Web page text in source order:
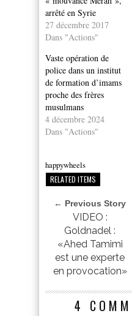
arrêté en Syrie
27 décembre 2017
Dans "Actions"
Vaste opération de
police dans un institut
de formation d’imams
proche des frères
musulmans
4 décembre 2024
Dans "Actions"
happywheels
RELATED ITEMS
← Previous Story
VIDEO :
Goldnadel :
«Ahed Tamimi
est une experte
en provocation»
4